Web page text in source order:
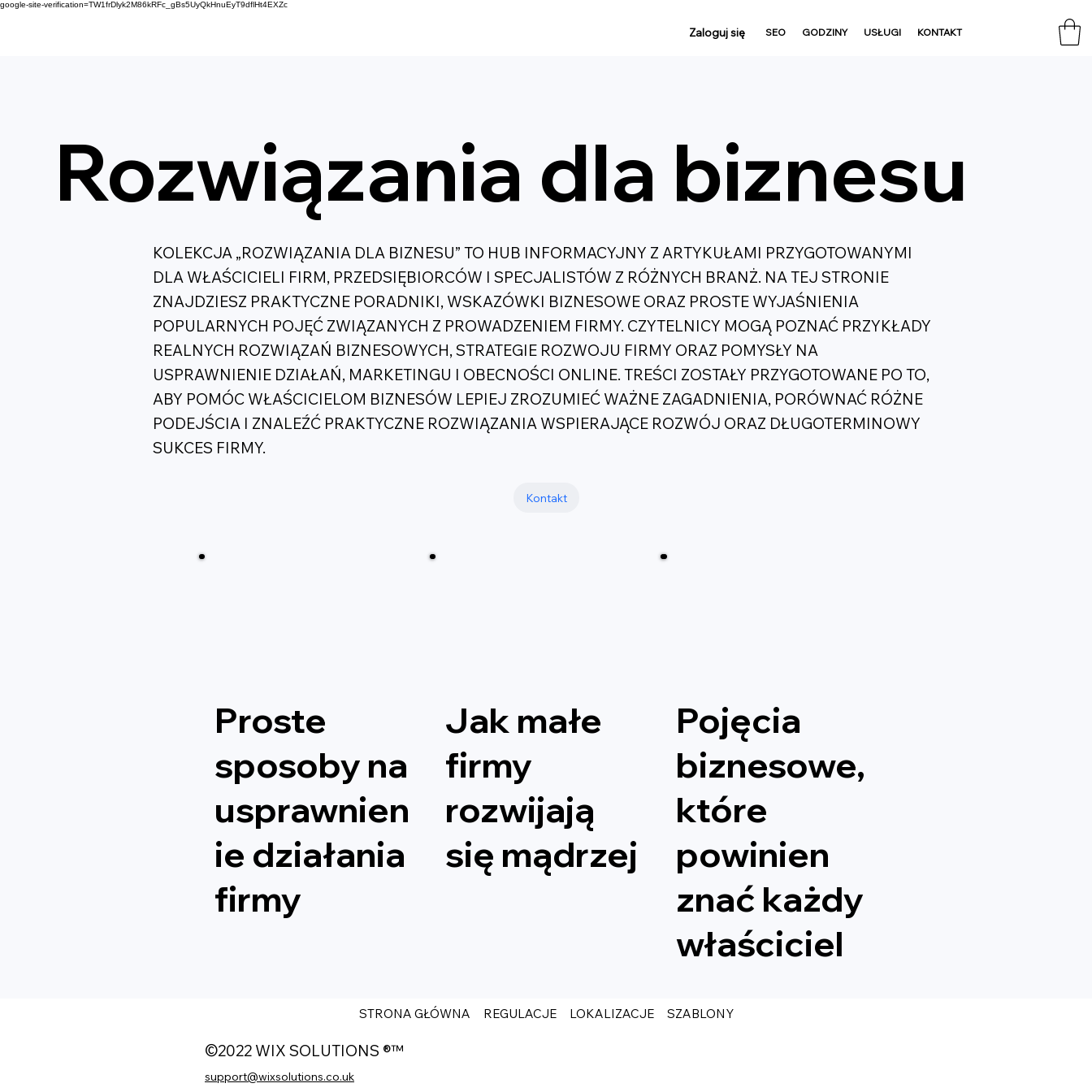
google-site-verification=TW1frDlyk2M86kRFc_gBs5UyQkHnuEyT9dflHt4EXZc
Zaloguj się SEO GODZINY USŁUGI KONTAKT
Rozwiązania dla biznesu
KOLEKCJA „ROZWIĄZANIA DLA BIZNESU” TO HUB INFORMACYJNY Z ARTYKUŁAMI PRZYGOTOWANYMI
DLA WŁAŚCICIELI FIRM, PRZEDSIĘBIORCÓW I SPECJALISTÓW Z RÓŻNYCH BRANŻ. NA TEJ STRONIE
ZNAJDZIESZ PRAKTYCZNE PORADNIKI, WSKAZÓWKI BIZNESOWE ORAZ PROSTE WYJAŚNIENIA
POPULARNYCH POJĘĆ ZWIĄZANYCH Z PROWADZENIEM FIRMY. CZYTELNICY MOGĄ POZNAĆ PRZYKŁADY
REALNYCH ROZWIĄZAŃ BIZNESOWYCH, STRATEGIE ROZWOJU FIRMY ORAZ POMYSŁY NA
USPRAWNIENIE DZIAŁAŃ, MARKETINGU I OBECNOŚCI ONLINE. TREŚCI ZOSTAŁY PRZYGOTOWANE PO TO,
ABY POMÓC WŁAŚCICIELOM BIZNESÓW LEPIEJ ZROZUMIEĆ WAŻNE ZAGADNIENIA, PORÓWNAĆ RÓŻNE
PODEJŚCIA I ZNALEŹĆ PRAKTYCZNE ROZWIĄZANIA WSPIERAJĄCE ROZWÓJ ORAZ DŁUGOTERMINOWY
SUKCES FIRMY.
Kontakt
Proste
sposoby na
usprawnien
ie działania
firmy
Jak małe
firmy
rozwijają
się mądrzej
Pojęcia
biznesowe,
które
powinien
znać każdy
właściciel
STRONA GŁÓWNA REGULACJE LOKALIZACJE SZABLONY
©2022 WIX SOLUTIONS ®™
support@wixsolutions.co.uk